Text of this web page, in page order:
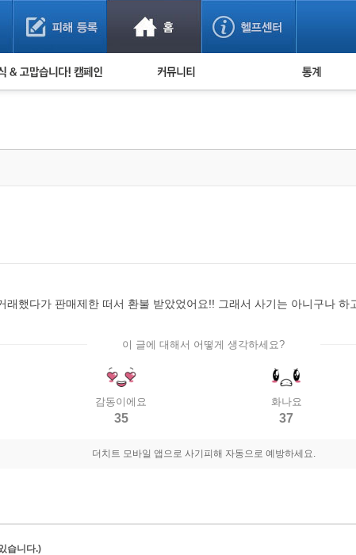
사기 예방했어요! 누적 피해사
했다가 판매제한 떠서 환불 받았었어요!! 그래서 사기는 아니구나
이 글에 대해서 어떻게 생각하세요?
감동이에요
35
화나요
37
더치트 모바일 앱으로 사기피해 자동으로 예방하세요.
습니다.)